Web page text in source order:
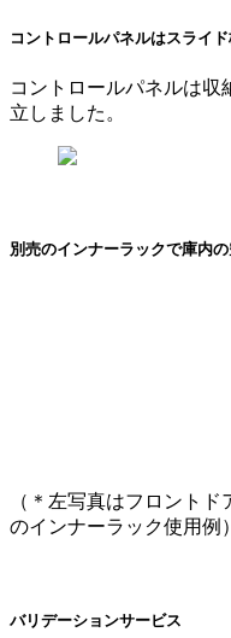
コントロールパネルはスライ
コントロールパネルは収
立しました。
別売のインナーラックで庫内
（＊左写真はフロント
のインナーラック使用例）
バリデーションサービス